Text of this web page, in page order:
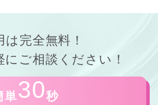
は 完全無料！
にご相談ください！
単30秒